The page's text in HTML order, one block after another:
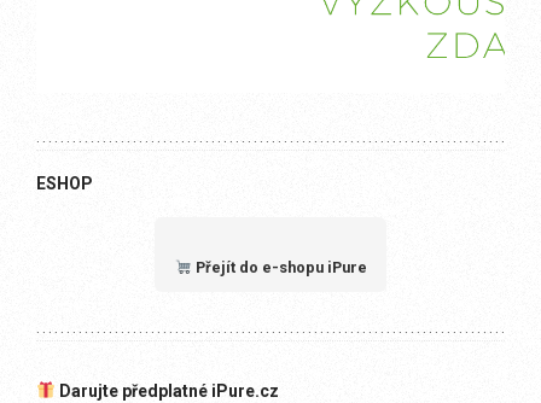
ESHOP
Přejít do e-shopu iPure
Darujte předplatné iPure.cz